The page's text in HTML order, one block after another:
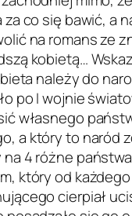
za co się bawić, a
na romans ze
kobietą…
należy do
po I wojnie
własnego
a który to naród
4 różne
który od
cierpiał